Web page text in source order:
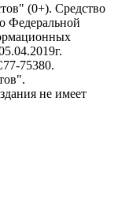
(0+). Средство
Федеральной
75380.
не имеет